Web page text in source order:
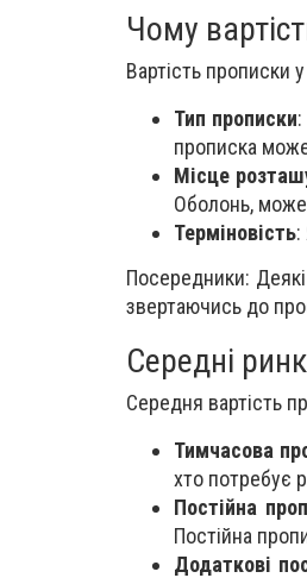
Чому
Вартість прописки
Тип прописки
прописка
Місце
Оболонь, може
Терміновість:
Посередники:
звертаючись до
Середні
Середня вартість
Тимчасова
хто потребує
Постійна
Постійна
Додаткові